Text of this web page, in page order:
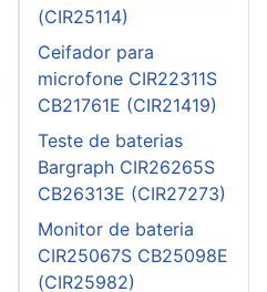
(CIR25114)
Ceifador para
microfone CIR22311S
CB21761E (CIR21419)
Teste de baterias
Bargraph CIR26265S
CB26313E (CIR27273)
Monitor de bateria
CIR25067S CB25098E
(CIR25982)